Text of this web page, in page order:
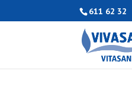
611 62 32